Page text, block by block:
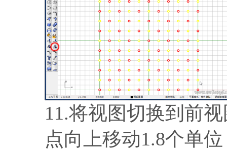
11.将视图切换到前
点向上移动1.8个单